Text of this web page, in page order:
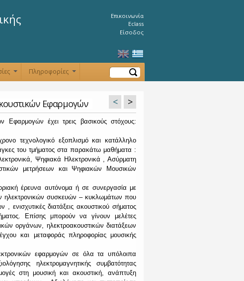
Επικοινωνία
Eclass
Είσοδος
Πληροφορίες Αναζήτηση
Εφαρμογών < >
Εφαρμογών έχει τρεις βασικούς στόχους:
τεχνολογικό εξοπλισμό και κατάλληλο
του τμήματος στα παρακάτω μαθήματα :
Ψηφιακά Ηλεκτρονικά , Ασύρματη
μετρήσεων και Ψηφιακών Μουσικών
έρευνα αυτόνομα ή σε συνεργασία με
ηλεκτρονικών συσκευών – κυκλωμάτων που
διατάξεις ακουστικού σήματος
Επίσης μπορούν να γίνουν μελέτες
οργάνων, ηλεκτροακουστικών διατάξεων
και μεταφοράς πληροφορίας μουσικής
εφαρμογών σε όλα τα υπόλοιπα
ηλεκτρομαγνητικής συμβατότητας
στη μουσική και ακουστική, ανάπτυξη